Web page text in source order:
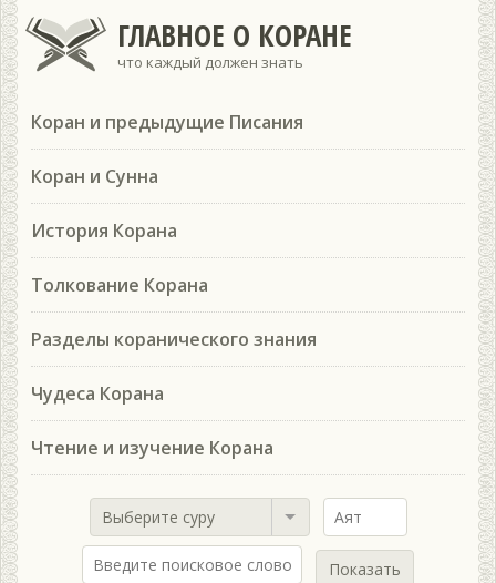
ГЛАВНОЕ О КОРАНЕ
что каждый должен знать
Коран и предыдущие Писания
Коран и Сунна
История Корана
Толкование Корана
Разделы коранического знания
Чудеса Корана
Чтение и изучение Корана
Выберите суру
Показать